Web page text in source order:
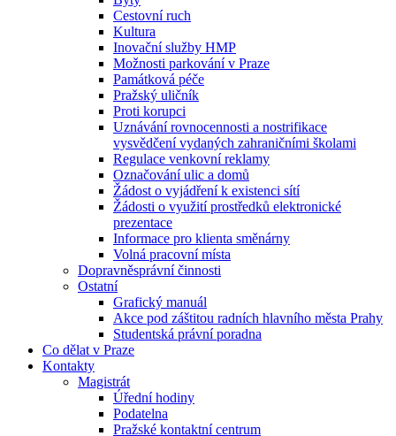
Cestovní ruch
Kultura
Inovační služby HMP
Možnosti parkování v Praze
Památková péče
Pražský uličník
Proti korupci
Uznávání rovnocennosti a nostrifikace
vysvědčení vydaných zahraničními školami
Regulace venkovní reklamy
Označování ulic a domů
Žádost o vyjádření k existenci sítí
Žádosti o využití prostředků elektronické
prezentace
Informace pro klienta směnárny
Volná pracovní místa
Dopravněsprávní činnosti
Ostatní
Grafický manuál
Akce pod záštitou radních hlavního města Prahy
Studentská právní poradna
Co dělat v Praze
Kontakty
Magistrát
Úřední hodiny
Podatelna
Pražské kontaktní centrum